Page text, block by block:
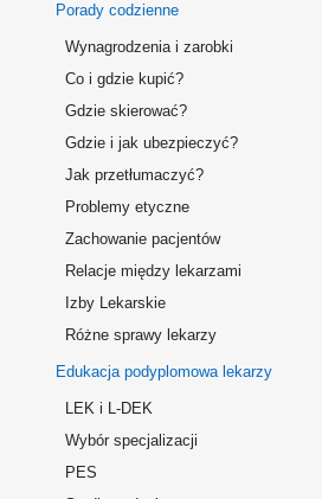
Porady codzienne
Wynagrodzenia i zarobki
Co i gdzie kupić?
Gdzie skierować?
Gdzie i jak ubezpieczyć?
Jak przetłumaczyć?
Problemy etyczne
Zachowanie pacjentów
Relacje między lekarzami
Izby Lekarskie
Różne sprawy lekarzy
Edukacja podyplomowa lekarzy
LEK i L-DEK
Wybór specjalizacji
PES